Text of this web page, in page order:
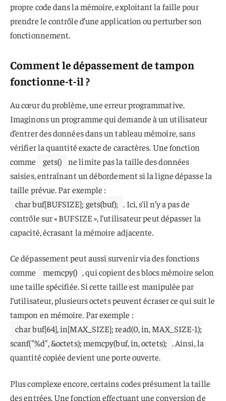
propre code dans la mémoire, exploitant la faille pour
prendre le contrôle d’une application ou perturber son
fonctionnement.
Comment le dépassement de tampon
fonctionne-t-il ?
Au cœur du problème, une erreur programmative.
Imaginons un programme qui demande à un utilisateur
d’entrer des données dans un tableau mémoire, sans
vérifier la quantité exacte de caractères. Une fonction
comme
gets() ne limite pas la taille des données
saisies, entraînant un débordement si la ligne dépasse la
taille prévue. Par exemple :
char buf[BUFSIZE]; gets(buf); . Ici, s’il n’y a pas de
contrôle sur « BUFSIZE », l’utilisateur peut dépasser la
capacité, écrasant la mémoire adjacente.
Ce dépassement peut aussi survenir via des fonctions
comme
memcpy() , qui copient des blocs mémoire selon
une taille spécifiée. Si cette taille est manipulée par
l’utilisateur, plusieurs octets peuvent écraser ce qui suit le
tampon en mémoire. Par exemple :
char buf[64], in[MAX_SIZE]; read(0, in, MAX_SIZE-1);
scanf("%d", &octets); memcpy(buf, in, octets); . Ainsi, la
quantité copiée devient une porte ouverte.
Plus complexe encore, certains codes présument la taille
des entrées. Une fonction effectuant une conversion de